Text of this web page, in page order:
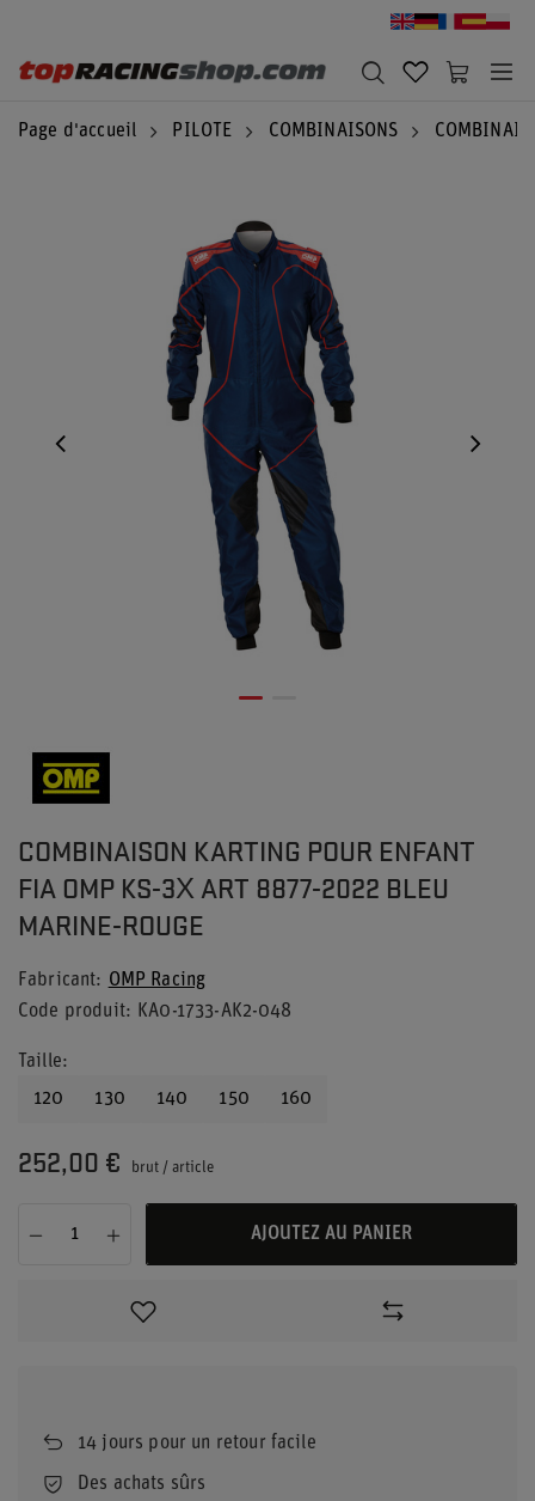
Page d'accueil PILOTE COMBINAISONS
COMBINAISON KARTING POUR ENFANT
FIA OMP KS-3X ART 8877-2022 BLEU
MARINE-ROUGE
Fabricant
OMP Racing
Code produit
KA0-1733-AK2-048
Taille
120
130 140 150 160
252,00 € brut / article
AJOUTEZ AU PANIER
14 jours pour un retour facile
Des achats sûrs